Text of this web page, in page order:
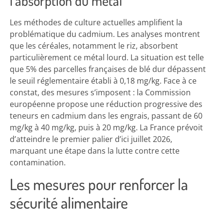
Les méthodes de culture actuelles amplifient la
problématique du cadmium. Les analyses montrent
que les céréales, notamment le riz, absorbent
particulièrement ce métal lourd. La situation est telle
que 5% des parcelles françaises de blé dur dépassent
le seuil réglementaire établi à 0,18 mg/kg. Face à ce
constat, des mesures s’imposent : la Commission
européenne propose une réduction progressive des
teneurs en cadmium dans les engrais, passant de 60
mg/kg à 40 mg/kg, puis à 20 mg/kg. La France prévoit
d’atteindre le premier palier d’ici juillet 2026,
marquant une étape dans la lutte contre cette
contamination.
Les mesures pour renforcer la
sécurité alimentaire